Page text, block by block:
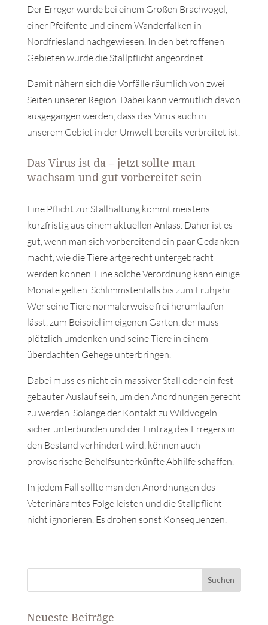
Der Erreger wurde bei einem Großen Brachvogel,
einer Pfeifente und einem Wanderfalken in
Nordfriesland nachgewiesen. In den betroffenen
Gebieten wurde die Stallpflicht angeordnet.
Damit nähern sich die Vorfälle räumlich von zwei
Seiten unserer Region. Dabei kann vermutlich davon
ausgegangen werden, dass das Virus auch in
unserem Gebiet in der Umwelt bereits verbreitet ist.
Das Virus ist da – jetzt sollte man
wachsam und gut vorbereitet sein
Eine Pflicht zur Stallhaltung kommt meistens
kurzfristig aus einem aktuellen Anlass. Daher ist es
gut, wenn man sich vorbereitend ein paar Gedanken
macht, wie die Tiere artgerecht untergebracht
werden können. Eine solche Verordnung kann einige
Monate gelten. Schlimmstenfalls bis zum Frühjahr.
Wer seine Tiere normalerweise frei herumlaufen
lässt, zum Beispiel im eigenen Garten, der muss
plötzlich umdenken und seine Tiere in einem
überdachten Gehege unterbringen.
Dabei muss es nicht ein massiver Stall oder ein fest
gebauter Auslauf sein, um den Anordnungen gerecht
zu werden. Solange der Kontakt zu Wildvögeln
sicher unterbunden und der Eintrag des Erregers in
den Bestand verhindert wird, können auch
provisorische Behelfsunterkünfte Abhilfe schaffen.
In jedem Fall sollte man den Anordnungen des
Veterinäramtes Folge leisten und die Stallpflicht
nicht ignorieren. Es drohen sonst Konsequenzen.
Neueste Beiträge